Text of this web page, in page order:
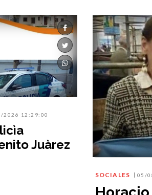
2026 12:29:00
Juàrez
SOCIALES 05/